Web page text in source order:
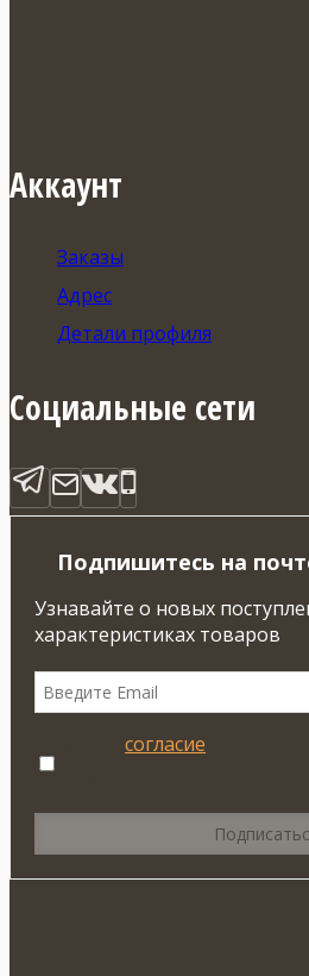
Аккаунт
Заказы
Адрес
Детали профиля
Социальные сети
Подпишитесь на
Узнавайте о новых
характеристиках товаров
согласие